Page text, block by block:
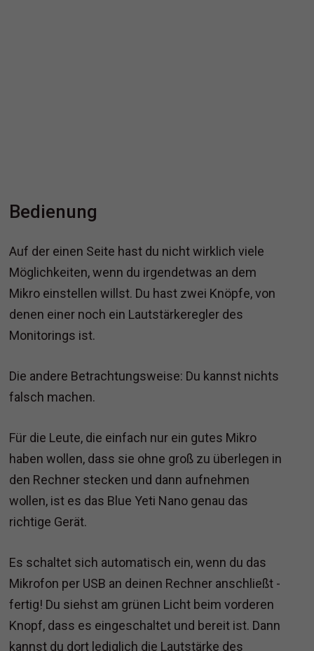
Bedienung
Auf der einen Seite hast du nicht wirklich viele
Möglichkeiten, wenn du irgendetwas an dem
Mikro einstellen willst. Du hast zwei Knöpfe, von
denen einer noch ein Lautstärkeregler des
Monitorings ist.
Die andere Betrachtungsweise: Du kannst nichts
falsch machen.
Für die Leute, die einfach nur ein gutes Mikro
haben wollen, dass sie ohne groß zu überlegen in
den Rechner stecken und dann aufnehmen
wollen, ist es das Blue Yeti Nano genau das
richtige Gerät.
Es schaltet sich automatisch ein, wenn du das
Mikrofon per USB an deinen Rechner anschließt -
fertig! Du siehst am grünen Licht beim vorderen
Knopf, dass es eingeschaltet und bereit ist. Dann
kannst du dort lediglich die Lautstärke des